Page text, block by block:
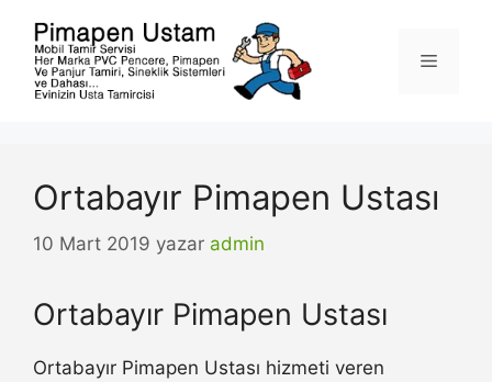
Menü
Ortabayır Pimapen Ustası
10 Mart 2019 yazar admin
Ortabayır Pimapen Ustası
Ortabayır Pimapen Ustası hizmeti veren